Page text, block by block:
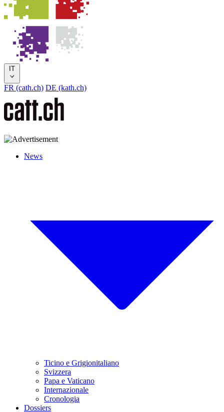
IT
FR (cath.ch) DE (kath.ch)
News
Ticino e Grigionitaliano
Svizzera
Papa e Vaticano
Internazionale
Cronologia
Dossiers